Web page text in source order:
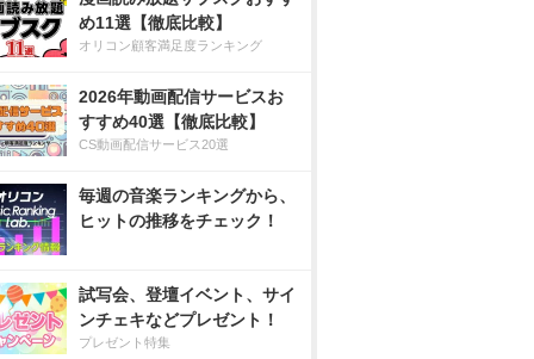
め11選【徹底比較】
オリコン顧客満足度ランキング
2026年動画配信サービスお
すすめ40選【徹底比較】
CS動画配信サービス20選
毎週の音楽ランキングから、
ヒットの推移をチェック！
試写会、登壇イベント、サイ
ンチェキなどプレゼント！
プレゼント特集